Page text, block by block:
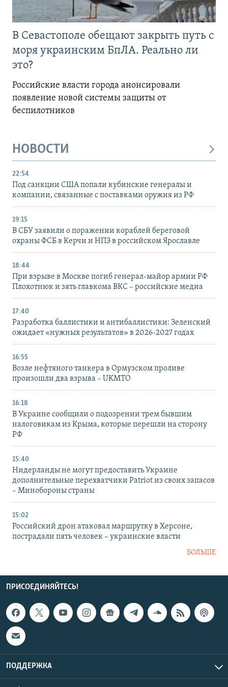
В Севастополе обещают закрыть путь с
моря украинским БпЛА. Реально ли
это?
Российские власти города анонсировали
появление новой системы защиты от
беспилотников
НОВОСТИ
22:54
Под санкции США попали кубинские генералы и
компании, связанные с поставками оружия из РФ
19:15
В СБУ заявили о поражении кораблей береговой
охраны ФСБ в Керчи и НПЗ в российском Ярославле
18:44
При взрыве в Москве погиб генерал-майор армии РФ
Плохотнюк и зять главкома ВКС – российские медиа
17:40
Разработка баллистики и антибаллистики: Зеленский
ожидает «нужных результатов» в 2026-2027 годах
16:55
Возле нефтяного танкера в Ормузском проливе
произошли два взрыва – UKMTO
16:18
В Украине сообщили о подозрении трем бывшим
налоговикам из Крыма, которые перешли на сторону
РФ
15:40
Нидерланды не могут предоставить Украине
дополнительные перехватчики Patriot из своих запасов
– Минобороны страны
15:02
Российский дрон атаковал маршрутку в Херсоне,
пострадали пять человек – украинские власти
БОЛЬШЕ
ПРИСОЕДИНЯЙТЕСЬ!
ПОДДЕРЖКА